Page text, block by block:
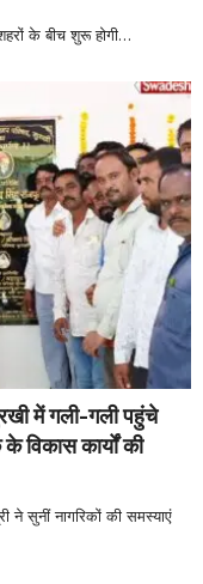
के बीच शुरू होगी…
में गली-गली पहुंचे
विकास कार्यों की
सुनीं नागरिकों की समस्याएं